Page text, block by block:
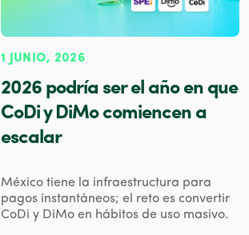
1 JUNIO, 2026
2026 podría ser el año en que
CoDi y DiMo comiencen a
escalar
México tiene la infraestructura para
pagos instantáneos; el reto es convertir
CoDi y DiMo en hábitos de uso masivo.